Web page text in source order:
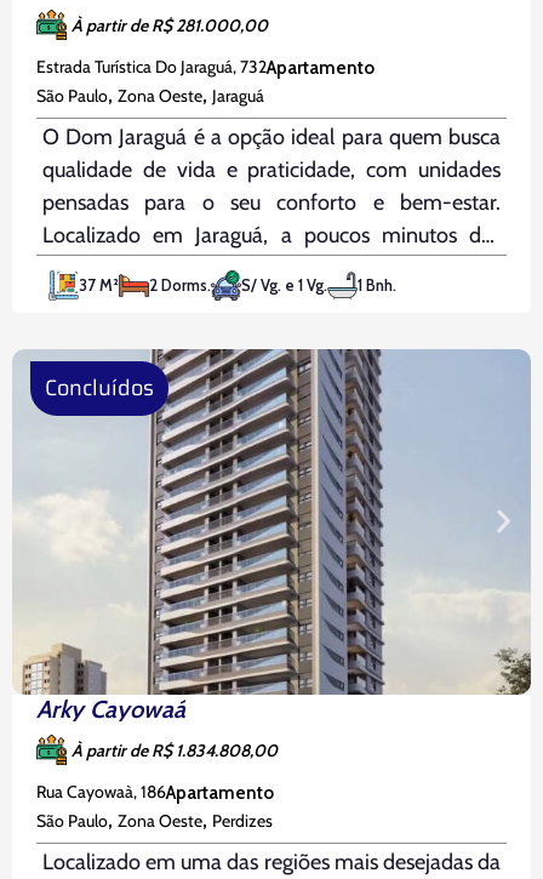
À partir de R$ 281.000,00
Estrada Turística Do Jaraguá, 732Apartamento
São Paulo, Zona Oeste, Jaraguá
O Dom Jaraguá é a opção ideal para quem busca
qualidade de vida e praticidade, com unidades
pensadas para o seu conforto e bem-estar.
Localizado em Jaraguá, a poucos minutos das
principais vias da região, como a Rodovia
Anhanguera (800m) e a Rodovia dos
37 M² 2 Dorms. S/ Vg. e 1 Vg. 1 Bnh.
Arky Cayowaá
À partir de R$ 1.834.808,00
Rua Cayowaà, 186Apartamento
São Paulo, Zona Oeste, Perdizes
Localizado em uma das regiões mais desejadas da
Concluídos